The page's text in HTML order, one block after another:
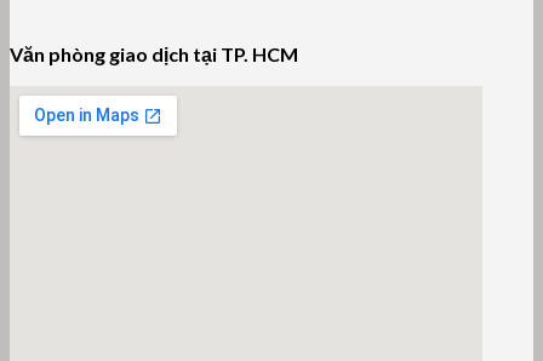
Văn phòng giao dịch tại TP. HCM